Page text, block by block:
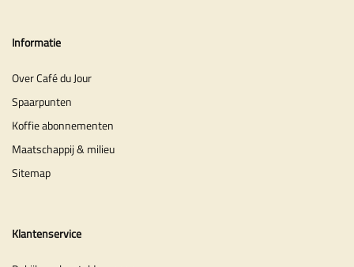
Informatie
Over Café du Jour
Spaarpunten
Koffie abonnementen
Maatschappij & milieu
Sitemap
Klantenservice